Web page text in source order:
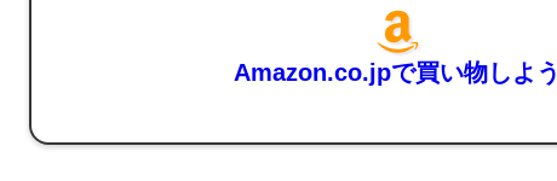
Amazon.co.jpで買い物しよう